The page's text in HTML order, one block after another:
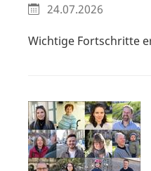
24.07.2026
Wichtige Fortschritte